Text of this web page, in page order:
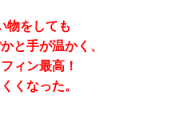
物をしても
と手が温かく、
ィン最高！
くなった。